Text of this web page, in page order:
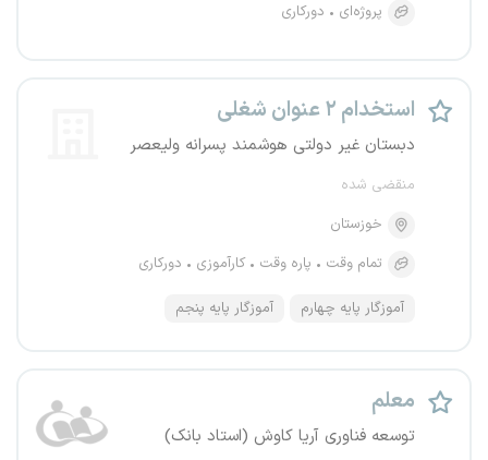
پروژه‌ای
دورکاری
استخدام ۲ عنوان شغلی
دبستان غیر دولتی هوشمند پسرانه ولیعصر
منقضی شده
خوزستان
تمام وقت
پاره وقت کارآموزی دورکاری
آموزگار پایه چهارم آموزگار پایه پنجم
معلم
توسعه فناوری آریا کاوش (استاد بانک)